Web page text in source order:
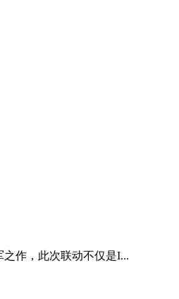
之作，此次联动不仅是I...